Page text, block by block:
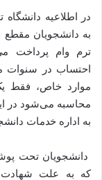
در اطلاعیه
ترم وام پرداخت
احتساب در سنوات
موارد خاص، فقط
محاسبه می‌شود در
به اداره خدمات
دانشجویان تحت
که به علت